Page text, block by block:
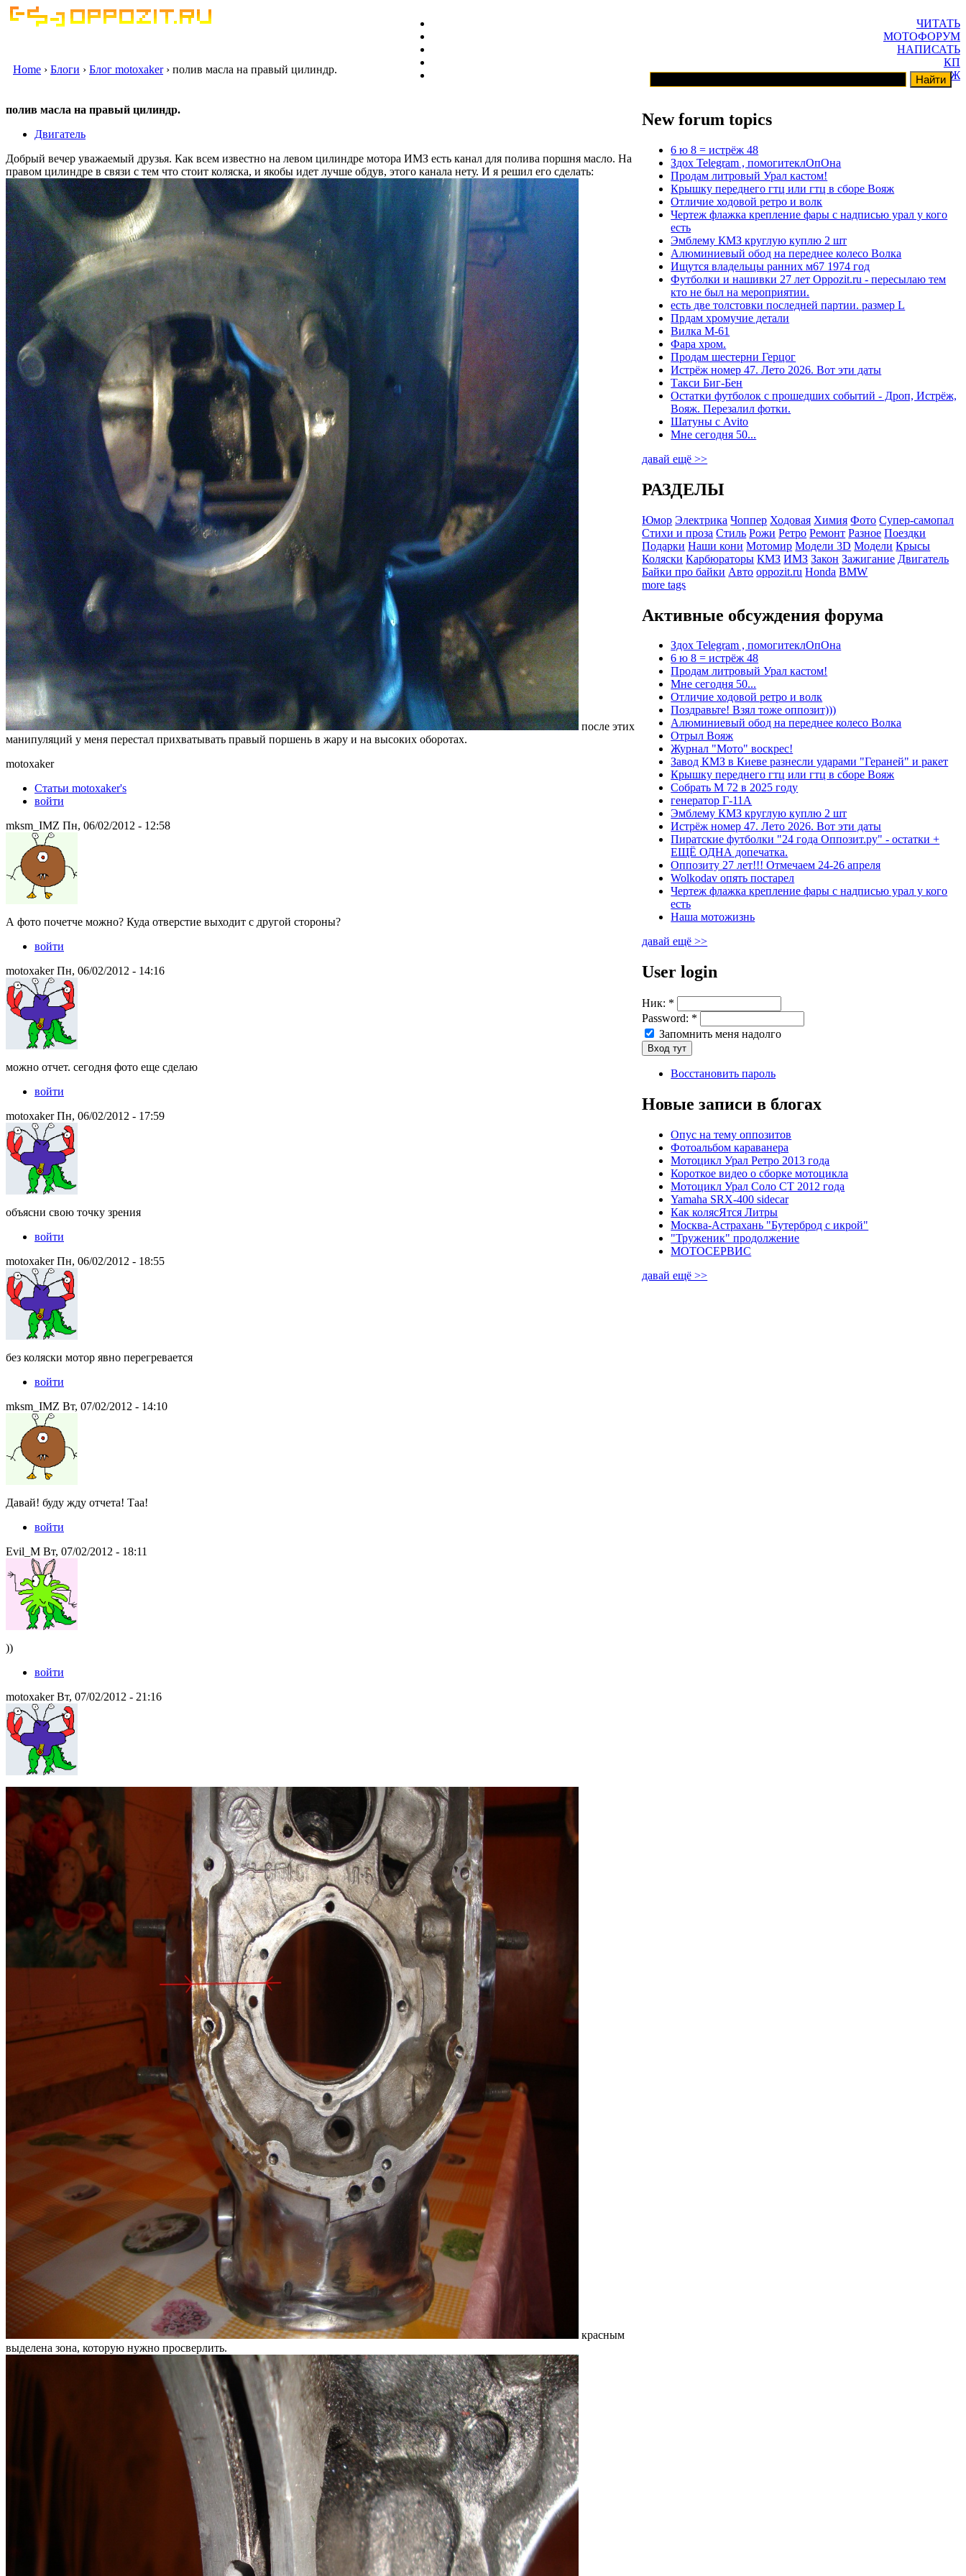
ЧИТАТЬ
МОТОФОРУМ
НАПИСАТЬ
КП
ГАРАЖ
Home › Блоги › Блог motoxaker› полив масла на правый цилиндр.
полив масла на правый цилиндр.
Двигатель
Добрый вечер уважаемый друзья. Как всем известно на левом цилиндре мотора ИМЗ есть канал для полива поршня масло. На
правом цилиндре в связи с тем что стоит коляска, и якобы идет лучше обдув, этого канала нету. И я решил его сделать:
после этих
манипуляций у меня перестал прихватывать правый поршень в жару и на высоких оборотах.
motoxaker
Статьи motoxaker's
войти
mksm_IMZ Пн, 06/02/2012 - 12:58
А фото почетче можно? Куда отверстие выходит с другой стороны?
войти
motoxaker Пн, 06/02/2012 - 14:16
можно отчет. сегодня фото еще сделаю
войти
motoxaker Пн, 06/02/2012 - 17:59
объясни свою точку зрения
войти
motoxaker Пн, 06/02/2012 - 18:55
без коляски мотор явно перегревается
войти
mksm_IMZ Вт, 07/02/2012 - 14:10
Давай! буду жду отчета! Таа!
войти
Evil_M Вт, 07/02/2012 - 18:11
))
войти
motoxaker Вт, 07/02/2012 - 21:16
красным
выделена зона, которую нужно просверлить.
New forum topics
6 ю 8 = истрёж 48
Здох Telegram , помогитеклОпОна
Продам литровый Урал кастом!
Крышку переднего гтц или гтц в сборе Вояж
Отличие ходовой ретро и волк
Чертеж флажка крепление фары с надписью урал у кого
есть
Эмблему КМЗ круглую куплю 2 шт
Алюминиевый обод на переднее колесо Волка
Ищутся владельцы ранних м67 1974 год
Футболки и нашивки 27 лет Oppozit.ru - пересылаю тем
кто не был на мероприятии.
есть две толстовки последней партии. размер L
Прдам хромучие детали
Вилка М-61
Фара хром.
Продам шестерни Герцог
Истрёж номер 47. Лето 2026. Вот эти даты
Такси Биг-Бен
Остатки футболок с прошедших событий - Дроп, Истрёж,
Вояж. Перезалил фотки.
Шатуны с Avito
Мне сегодня 50...
давай ещё >>
РАЗДЕЛЫ
Юмор Электрика Чоппер Ходовая Химия Фото Супер-самопал
Стихи и проза Стиль Рожи Ретро Ремонт Разное Поездки
Подарки Наши кони Мотомир Модели 3D Модели Крысы
Коляски Карбюраторы КМЗ ИМЗ Закон Зажигание Двигатель
Байки про байки Авто oppozit.ru Honda BMW
more tags
Активные обсуждения форума
Здох Telegram , помогитеклОпОна
6 ю 8 = истрёж 48
Продам литровый Урал кастом!
Мне сегодня 50...
Отличие ходовой ретро и волк
Поздравьте! Взял тоже оппозит)))
Алюминиевый обод на переднее колесо Волка
Отрыл Вояж
Журнал "Мото" воскрес!
Завод КМЗ в Киеве разнесли ударами "Гераней" и ракет
Крышку переднего гтц или гтц в сборе Вояж
Собрать М 72 в 2025 году
генератор Г-11А
Эмблему КМЗ круглую куплю 2 шт
Истрёж номер 47. Лето 2026. Вот эти даты
Пиратские футболки "24 года Оппозит.ру" - остатки +
ЕЩЁ ОДНА допечатка.
Оппозиту 27 лет!!! Отмечаем 24-26 апреля
Wolkodav опять постарел
Чертеж флажка крепление фары с надписью урал у кого
есть
Наша мотожизнь
давай ещё >>
User login
Ник: *
Password: *
Запомнить меня надолго
Восстановить пароль
Новые записи в блогах
Опус на тему оппозитов
Фотоальбом караванера
Мотоцикл Урал Ретро 2013 года
Короткое видео о сборке мотоцикла
Мотоцикл Урал Соло СТ 2012 года
Yamaha SRX-400 sidecar
Как колясЯтся Литры
Москва-Астрахань "Бутерброд с икрой"
"Труженик" продолжение
МОТОСЕРВИС
давай ещё >>